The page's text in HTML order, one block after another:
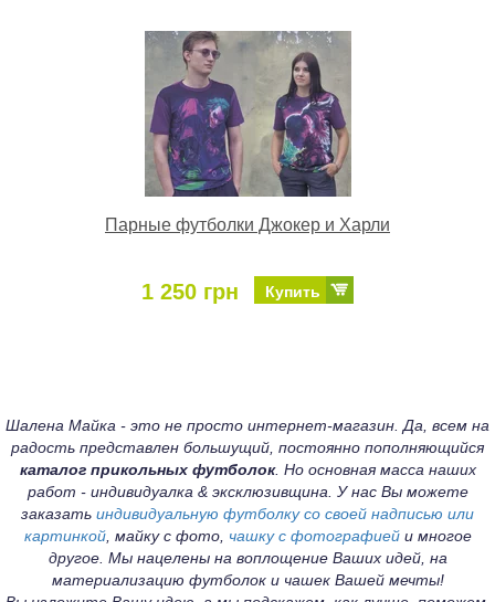
Парные футболки Джокер и Харли
1 250 грн Купить
Шалена Майка - это не просто интернет-магазин. Да, всем на
радость представлен большущий, постоянно пополняющийся
каталог прикольных футболок. Но основная масса наших
работ - индивидуалка & эксклюзивщина. У нас Вы можете
заказать индивидуальную футболку со своей надписью или
картинкой, майку с фото, чашку с фотографиейи многое
другое. Мы нацелены на воплощение Ваших идей, на
материализацию футболок и чашек Вашей мечты!